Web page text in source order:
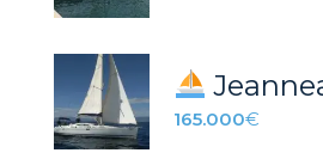
Jeanneau Sun Odyssey 49
165.000€